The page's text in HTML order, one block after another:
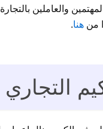
والعاملين
من هنا.